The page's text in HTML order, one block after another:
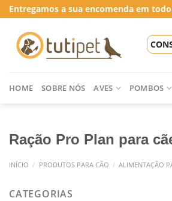
Skip
to
content
Entregamos a sua encomenda em
HOME SOBRE NÓS AVES POMBOS
Ração Pro Plan para
INÍCIO / PRODUTOS PARA CÃO / ALIMENTAÇÃO
CATEGORIAS